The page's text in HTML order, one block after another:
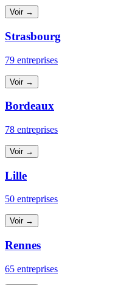
Voir →
Strasbourg
79 entreprises
Voir →
Bordeaux
78 entreprises
Voir →
Lille
50 entreprises
Voir →
Rennes
65 entreprises